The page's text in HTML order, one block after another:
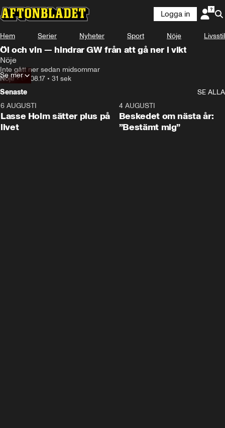
Laddar ...
Logga in
Hem Serier Nyheter Sport Nöje Livsstil
Öl och vin — hindrar GW från att gå ner i vikt
Nöje
Inte gått ner sedan midsommar
Nöje•04.08.17 • 31 sek
Se mer
Senaste
SE ALLA
6 AUGUSTI
Lasse Holm sätter plus på
livet
4 AUGUSTI
Beskedet om nästa år:
”Bestämt mig”